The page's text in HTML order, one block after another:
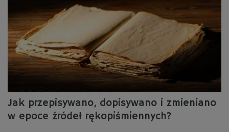
Jak przepisywano, dopisywano i zmieniano
w epoce źródeł rękopiśmiennych?